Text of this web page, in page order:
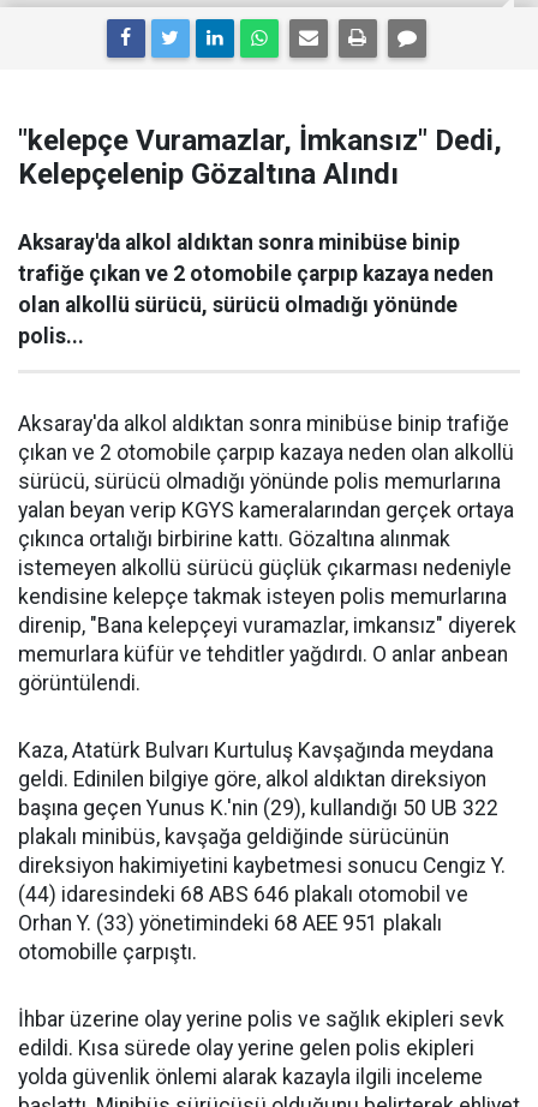
"kelepçe Vuramazlar, İmkansız" Dedi,
Kelepçelenip Gözaltına Alındı
Aksaray'da alkol aldıktan sonra minibüse binip
trafiğe çıkan ve 2 otomobile çarpıp kazaya neden
olan alkollü sürücü, sürücü olmadığı yönünde
polis...
Aksaray'da alkol aldıktan sonra minibüse binip trafiğe
çıkan ve 2 otomobile çarpıp kazaya neden olan alkollü
sürücü, sürücü olmadığı yönünde polis memurlarına
yalan beyan verip KGYS kameralarından gerçek ortaya
çıkınca ortalığı birbirine kattı. Gözaltına alınmak
istemeyen alkollü sürücü güçlük çıkarması nedeniyle
kendisine kelepçe takmak isteyen polis memurlarına
direnip, "Bana kelepçeyi vuramazlar, imkansız" diyerek
memurlara küfür ve tehditler yağdırdı. O anlar anbean
görüntülendi.
Kaza, Atatürk Bulvarı Kurtuluş Kavşağında meydana
geldi. Edinilen bilgiye göre, alkol aldıktan direksiyon
başına geçen Yunus K.'nin (29), kullandığı 50 UB 322
plakalı minibüs, kavşağa geldiğinde sürücünün
direksiyon hakimiyetini kaybetmesi sonucu Cengiz Y.
(44) idaresindeki 68 ABS 646 plakalı otomobil ve
Orhan Y. (33) yönetimindeki 68 AEE 951 plakalı
otomobille çarpıştı.
İhbar üzerine olay yerine polis ve sağlık ekipleri sevk
edildi. Kısa sürede olay yerine gelen polis ekipleri
yolda güvenlik önlemi alarak kazayla ilgili inceleme